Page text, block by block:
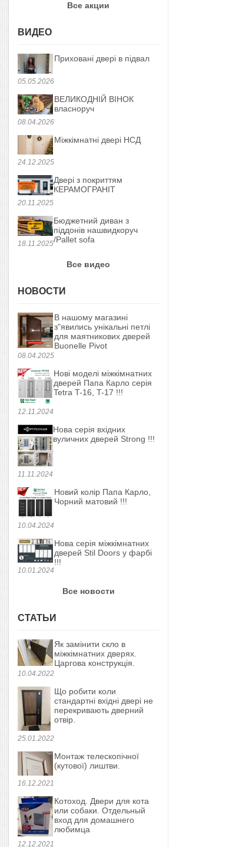
Все акции
ВИДЕО
05.05.2026
Приховані двері в підвал
08.04.2026
ВЕЛИКОДНІЙ ВІНОК
власноруч
24.12.2025
Міжкімнатні двері НСД
20.11.2025
Двері з покриттям
КЕРАМОГРАНІТ
18.11.2025
Бюджетний диван з
піддонів нашвидкоруч
/Pallet sofa
Все видео
НОВОСТИ
08.04.2025
В нашому магазині
з"явились унікальні петлі
для маятникових дверей
Buonelle Pivot
12.11.2024
Нові моделі міжкімнатних
дверей Папа Карло серія
Tetra T-16, T-17 !!!
11.11.2024
Нова серія вхідних
вуличних дверей Strong !!!
10.04.2024
Новий колір Папа Карло,
Чорний матовий !!!
10.01.2024
Нова серія міжкімнатних
дверей Stil Doors у фарбі
!!!
Все новости
СТАТЬИ
10.04.2022
Як замінити скло в
міжкімнатних дверях.
Царгова конструкція.
25.01.2022
Що робити коли
стандартні вхідні двері не
перекривають дверний
отвір.
16.12.2021
Монтаж телескопічної
(кутової) лиштви.
12.12.2021
Котоход. Двери для кота
или собаки. Отдельный
вход для домашнего
любимца